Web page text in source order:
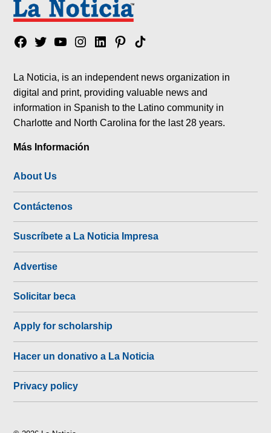
Facebook
TwitterYouTubeInstagram
LinkedinPinterest
Tik
La Noticia, is an independent news organization in
digital and print, providing valuable news and
information in Spanish to the Latino community in
Charlotte and North Carolina for the last 28 years.
Más Información
About Us
Contáctenos
Suscríbete a La Noticia Impresa
Advertise
Solicitar beca
Apply for scholarship
Hacer un donativo a La Noticia
Privacy policy